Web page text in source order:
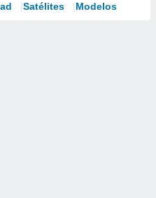
Satélites Modelos